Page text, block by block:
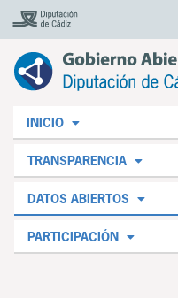
INICIO
TRANSPARENCIA
DATOS ABIERTOS
PARTICIPACIÓN